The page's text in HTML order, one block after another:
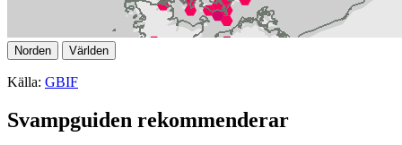
Norden Världen
Källa: GBIF
Svampguiden rekommenderar